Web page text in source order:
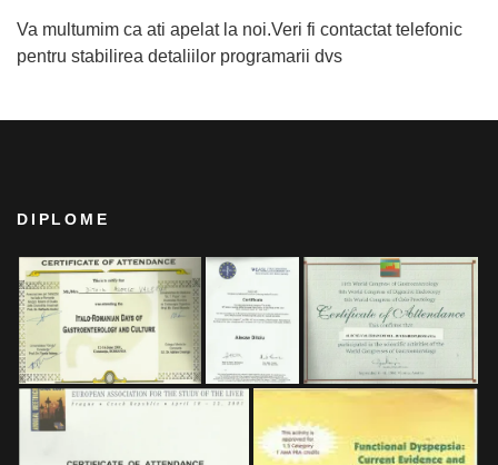
Va multumim ca ati apelat la noi.Veri fi contactat telefonic
pentru stabilirea detaliilor programarii dvs
DIPLOME